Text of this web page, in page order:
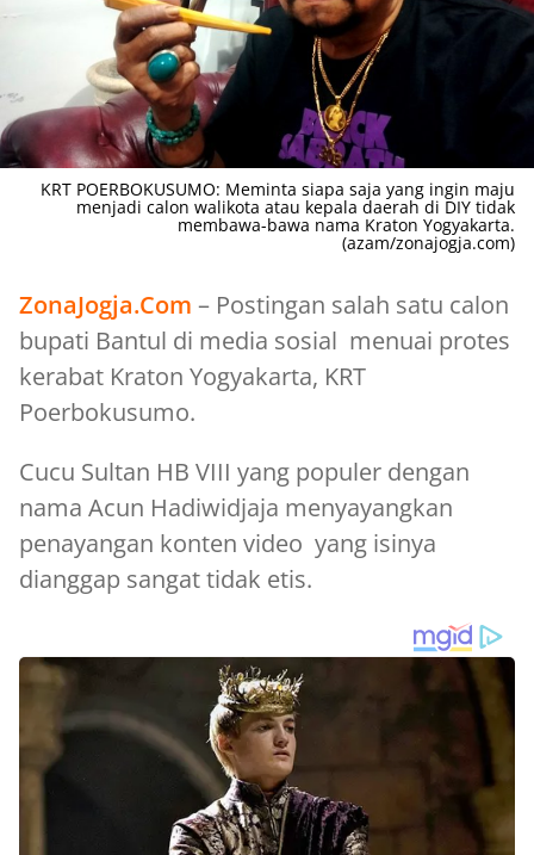
KRT POERBOKUSUMO: Meminta siapa saja yang ingin maju
menjadi calon walikota atau kepala daerah di DIY tidak
membawa-bawa nama Kraton Yogyakarta.
(azam/zonajogja.com)
ZonaJogja.Com – Postingan salah satu calon
bupati Bantul di media sosial menuai protes
kerabat Kraton Yogyakarta, KRT
Poerbokusumo.
Cucu Sultan HB VIII yang populer dengan
nama Acun Hadiwidjaja menyayangkan
penayangan konten video yang isinya
dianggap sangat tidak etis.